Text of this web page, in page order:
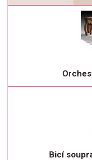
Bicí